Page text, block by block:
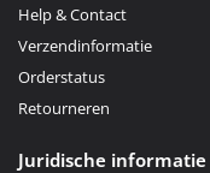
Help & Contact
Verzendinformatie
Orderstatus
Retourneren
Juridische informatie